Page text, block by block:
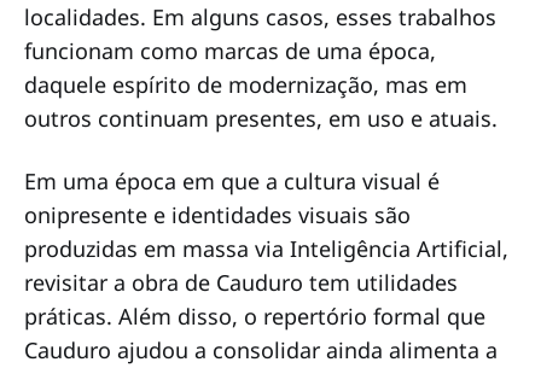
localidades. Em alguns casos, esses trabalhos
funcionam como marcas de uma época,
daquele espírito de modernização, mas em
outros continuam presentes, em uso e atuais.
Em uma época em que a cultura visual é
onipresente e identidades visuais são
produzidas em massa via Inteligência Artificial,
revisitar a obra de Cauduro tem utilidades
práticas. Além disso, o repertório formal que
Cauduro ajudou a consolidar ainda alimenta a